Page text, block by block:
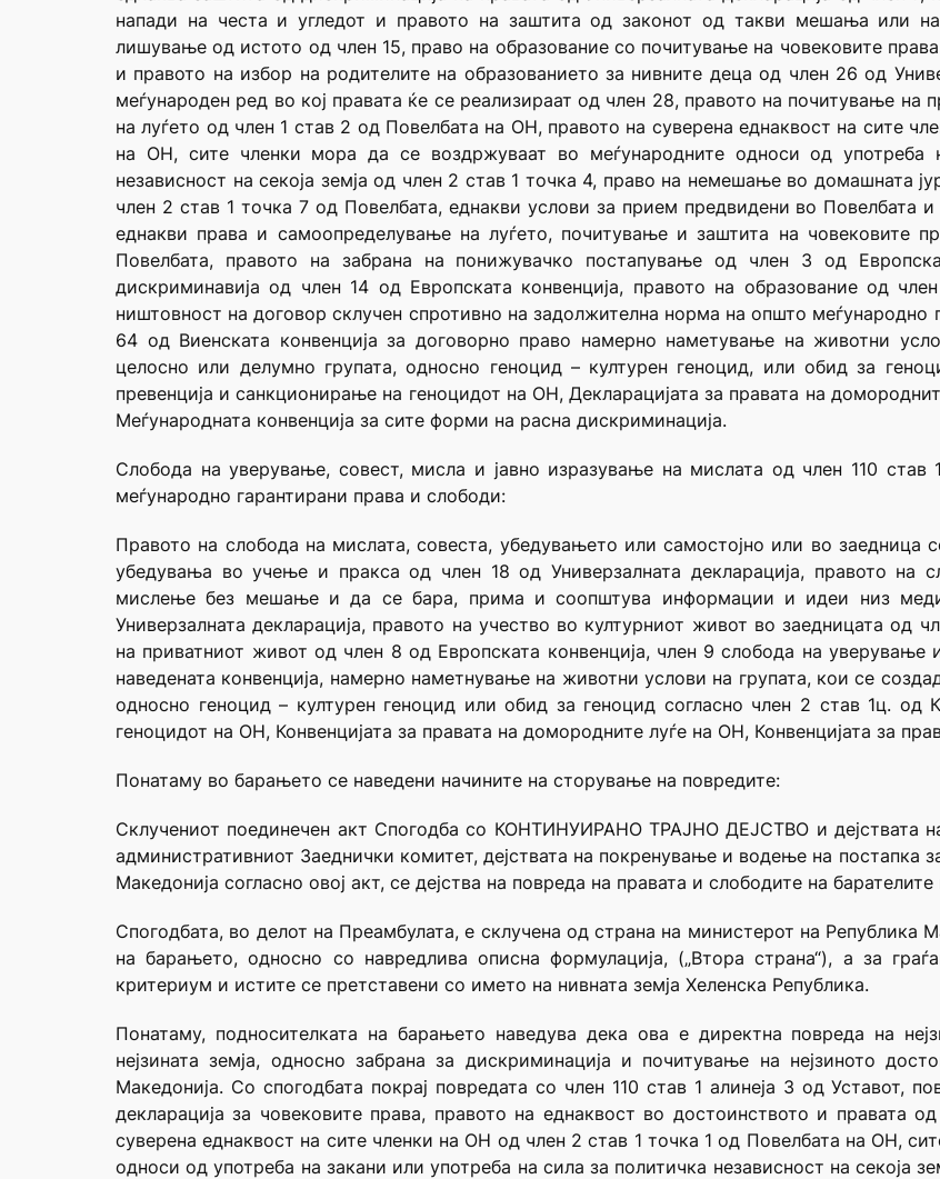
напади на честа и угледот и правото на заштита од законот од такви мешања или
лишување од истото од член 15, право на образование со почитување на човековите
и правото на избор на родителите на образованието за нивните деца од член 26 од
меѓународен ред во кој правата ќе се реализираат од член 28, правото на почитување
на луѓето од член 1 став 2 од Повелбата на ОН, правото на суверена еднаквост на сите
на ОН, сите членки мора да се воздржуваат во меѓународните односи од употреба
независност на секоја земја од член 2 став 1 точка 4, право на немешање во домашната
член 2 став 1 точка 7 од Повелбата, еднакви услови за прием предвидени во Повелбата
еднакви права и самоопределување на луѓето, почитување и заштита на човековите
Повелбата, правото на забрана на понижувачко постапување од член 3 од
дискриминавија од член 14 од Европската конвенција, правото на образование од
ништовност на договор склучен спротивно на задолжителна норма на општо меѓународно
64 од Виенската конвенција за договорно право намерно наметување на животни
целосно или делумно групата, односно геноцид – културен геноцид, или обид за
превенција и санкционирање на геноцидот на ОН, Декларацијата за правата на
Меѓународната конвенција за сите форми на расна дискриминација.
Слобода на уверување, совест, мисла и јавно изразување на мислата од член 110 став
меѓународно гарантирани права и слободи:
Правото на слобода на мислата, совеста, убедувањето или самостојно или во
убедувања во учење и пракса од член 18 од Универзалната декларација, правото на
мислење без мешање и да се бара, прима и соопштува информации и идеи низ
Универзалната декларација, правото на учество во културниот живот во заедницата од
на приватниот живот од член 8 од Европската конвенција, член 9 слобода на
наведената конвенција, намерно наметнување на животни услови на групата, кои се
односно геноцид – културен геноцид или обид за геноцид согласно член 2 став 1ц. од
геноцидот на ОН, Конвенцијата за правата на домородните луѓе на ОН, Конвенцијата за
Понатаму во барањето се наведени начините на сторување на повредите:
Склучениот поединечен акт Спогодба со КОНТИНУИРАНО ТРАЈНО ДЕЈСТВО и дејствата
административниот Заеднички комитет, дејствата на покренување и водење на постапка
Македонија согласно овој акт, се дејства на повреда на правата и слободите на
Спогодбата, во делот на Преамбулата, е склучена од страна на министерот на Република
на барањето, односно со навредлива описна формулација, („Втора страна“), а за
критериум и истите се претставени со името на нивната земја Хеленска Република.
Понатаму, подносителката на барањето наведува дека ова е директна повреда на
нејзината земја, односно забрана за дискриминација и почитување на нејзиното
Македонија. Со спогодбата покрај повредата со член 110 став 1 алинеја 3 од Уставот,
декларација за човековите права, правото на еднаквост во достоинството и правата
суверена еднаквост на сите членки на ОН од член 2 став 1 точка 1 од Повелбата на ОН,
односи од употреба на закани или употреба на сила за политичка независност на секоја